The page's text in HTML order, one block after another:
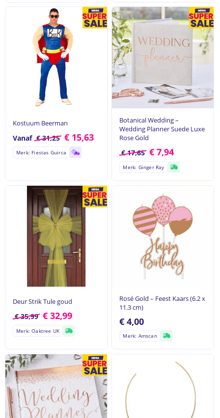
Kostuum Beerman
Vanaf €31,25 € 15,63
Merk: Fiestas Guirca
Botanical Wedding –
Wedding Planner Suede Luxe
Rose Gold
€17,65 €7,94
Merk: Ginger Ray
Deur Strik Tule goud
€35,99 € 32,99
Merk: Oaktree UK
Rosé Gold – Feest Kaars (6.2 x
11.3 cm)
€ 4,00
Merk: Amscan